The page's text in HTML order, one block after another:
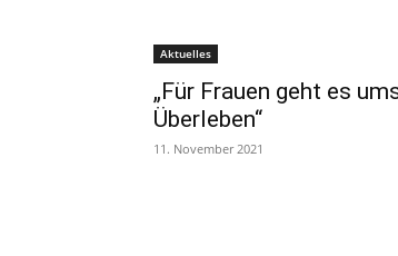
Aktuelles
„Für Frauen geht es
Überleben“
11. November 2021